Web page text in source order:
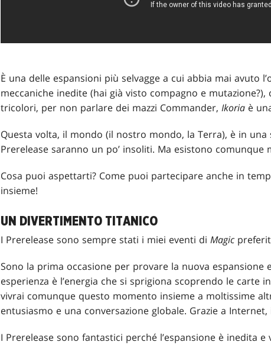
È una delle espansioni più selvagge a cui abbia mai avuto
meccaniche inedite (hai già visto compagno e
tricolori, per non parlare dei mazzi Commander, Ikoria è
Questa volta, il mondo (il nostro mondo, la Terra), è in
Prerelease saranno un po’ insoliti. Ma esistono
Cosa puoi aspettarti? Come puoi partecipare anche in
insieme!
UN DIVERTIMENTO TITANICO
I Prerelease sono sempre stati i miei eventi di Magic
Sono la prima occasione per provare la nuova espansione
esperienza è l’energia che si sprigiona scoprendo le carte
vivrai comunque questo momento insieme a moltissime
entusiasmo e una conversazione globale. Grazie a
I Prerelease sono fantastici perché l’espansione è inedita